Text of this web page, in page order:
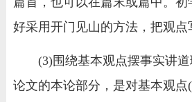
好采用开门见山的方法，把观点
(3)围绕基本观点摆事实讲
论文的本论部分，是对基本观点